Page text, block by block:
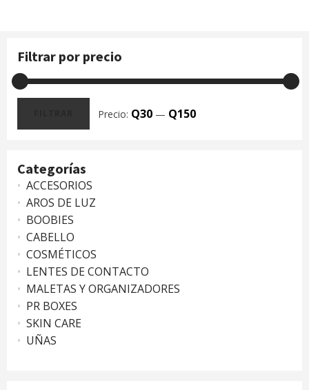
Filtrar por precio
Precio
Precio
Precio: Q30 — Q150
Categorías
ACCESORIOS
AROS DE LUZ
BOOBIES
CABELLO
COSMÉTICOS
LENTES DE CONTACTO
MALETAS Y ORGANIZADORES
PR BOXES
SKIN CARE
UÑAS